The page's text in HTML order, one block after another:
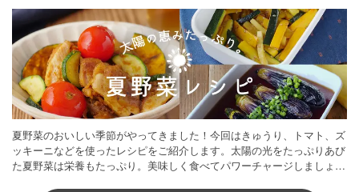
夏野菜のおいしい季節がやってきました！今回はきゅうり、トマト、ズ
ッキーニなどを使ったレシピをご紹介します。太陽の光をたっぷりあび
た夏野菜は栄養もたっぷり。美味しく食べてパワーチャージしましょう